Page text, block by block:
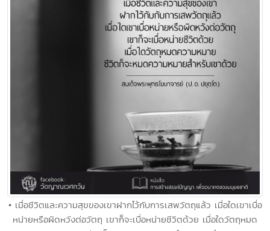
• เมื่อชีวิตและความสุขของเขาฝากไว้กับการเสพวัตถุแล้ว เมื่อใดเขาเบื่อ
หน่ายหรือผิดหวังต่อวัตถุ เขาก็จะเบื่อหน่ายชีวิตด้วย เมื่อใดวัตถุหมด